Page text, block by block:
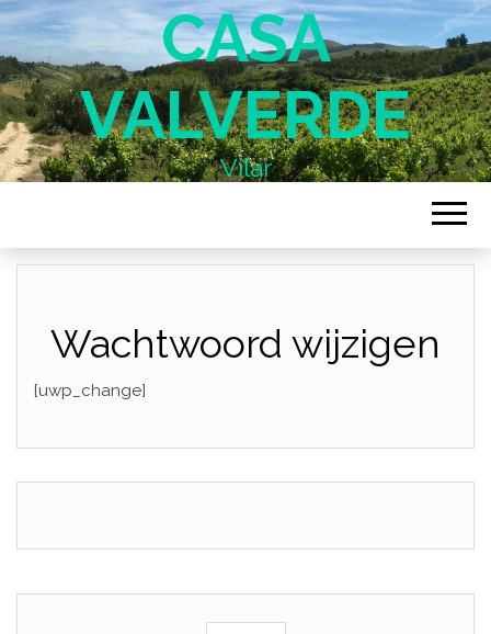
CASA
VALVERDE
Vilar
Wachtwoord wijzigen
[uwp_change]